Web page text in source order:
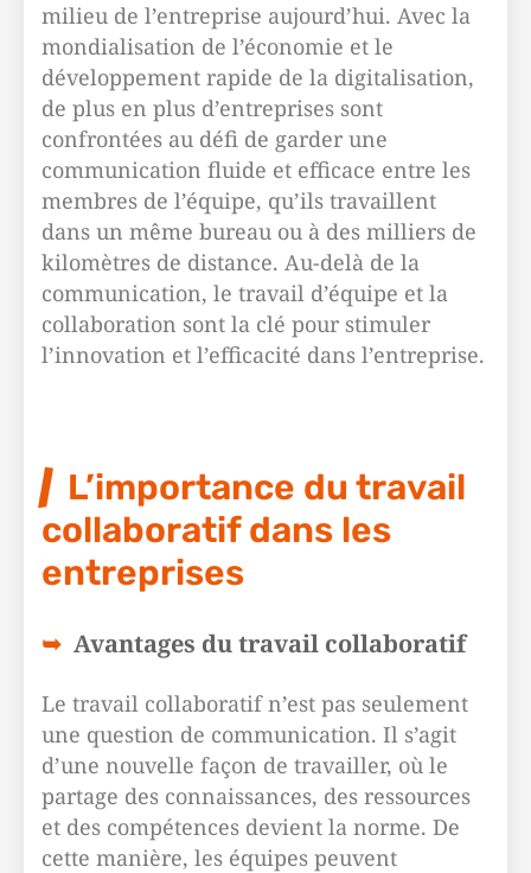
milieu de l’entreprise aujourd’hui. Avec la
mondialisation de l’économie et le
développement rapide de la digitalisation,
de plus en plus d’entreprises sont
confrontées au défi de garder une
communication fluide et efficace entre les
membres de l’équipe, qu’ils travaillent
dans un même bureau ou à des milliers de
kilomètres de distance. Au-delà de la
communication, le travail d’équipe et la
collaboration sont la clé pour stimuler
l’innovation et l’efficacité dans l’entreprise.
L’importance du travail
collaboratif dans les
entreprises
Avantages du travail collaboratif
Le travail collaboratif n’est pas seulement
une question de communication. Il s’agit
d’une nouvelle façon de travailler, où le
partage des connaissances, des ressources
et des compétences devient la norme. De
cette manière, les équipes peuvent